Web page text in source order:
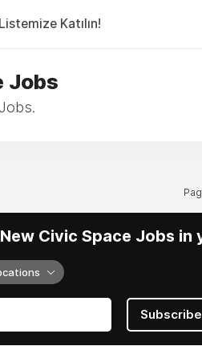
Katılın!
Jobs
Civic Space Jobs in
Subscribe